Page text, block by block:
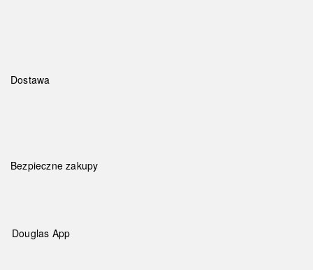
Dostawa
Bezpieczne zakupy
Douglas App